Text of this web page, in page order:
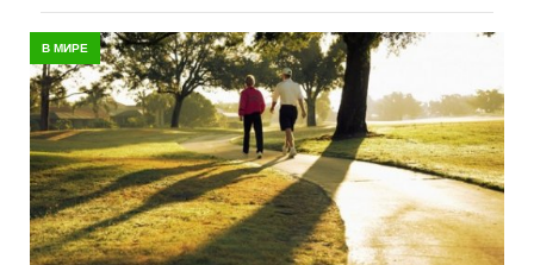
В МИРЕ